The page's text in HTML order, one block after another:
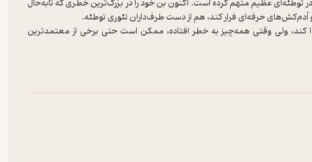
توطئه‌ای عظیم متهم کرده است. اکنون بن خود را در بزرگ‌ترین خطری که تابه‌حال
آدم‌کش‌های حرفه‌ای فرار کند، هم از دست طرف‌داران تئوری توطئه.
کند، ولی وقتی همه‌چیز به خطر افتاده، ممکن است حتی برخی از معتمدترین